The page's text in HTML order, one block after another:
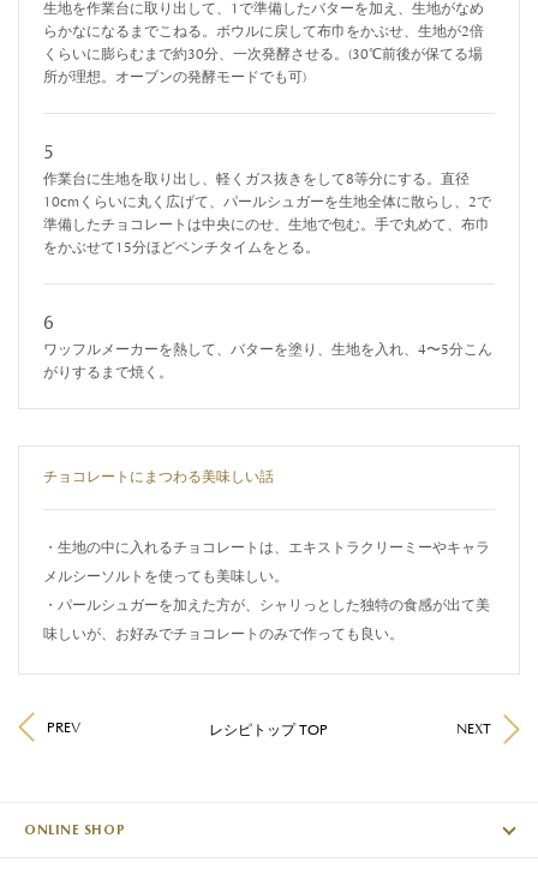
生地を作業台に取り出して、1で準備したバターを加え、生地がなめ
らかなになるまでこねる。ボウルに戻して布巾をかぶせ、生地が2倍
くらいに膨らむまで約30分、一次発酵させる。(30℃前後が保てる場
所が理想。オーブンの発酵モードでも可)
5
作業台に生地を取り出し、軽くガス抜きをして8等分にする。直径
10cmくらいに丸く広げて、パールシュガーを生地全体に散らし、2で
準備したチョコレートは中央にのせ、生地で包む。手で丸めて、布巾
をかぶせて15分ほどベンチタイムをとる。
6
ワッフルメーカーを熱して、バターを塗り、生地を入れ、4〜5分こん
がりするまで焼く。
チョコレートにまつわる美味しい話
・生地の中に入れるチョコレートは、エキストラクリーミーやキャラ
メルシーソルトを使っても美味しい。
・パールシュガーを加えた方が、シャリっとした独特の食感が出て美
味しいが、お好みでチョコレートのみで作っても良い。
PREV レシピトップ TOP NEXT
ONLINE SHOP